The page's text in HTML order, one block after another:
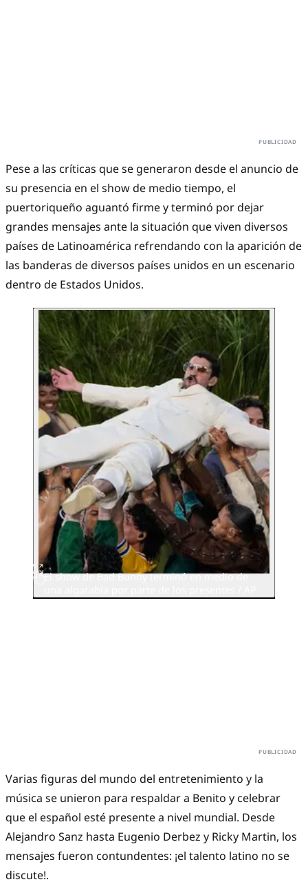
Pese a las críticas que se generaron desde el anuncio de
su presencia en el show de medio tiempo, el
puertoriqueño aguantó firme y terminó por dejar
grandes mensajes ante la situación que viven diversos
países de Latinoamérica refrendando con la aparición de
las banderas de diversos países unidos en un escenario
dentro de Estados Unidos.
El show de Bad Bunny terminó en medio de
Varias figuras del mundo del entretenimiento y la
música se unieron para respaldar a Benito y celebrar
que el español esté presente a nivel mundial. Desde
Alejandro Sanz hasta Eugenio Derbez y Ricky Martin, los
mensajes fueron contundentes: ¡el talento latino no se
discute!.